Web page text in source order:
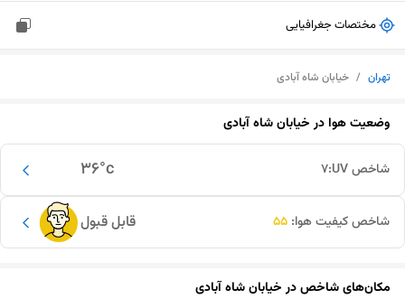
مختصات جغرافیایی
تهران / خیابان شاه آبادی
وضعیت هوا درخیابان شاه آبادی
36°c شاخص UV: 7
قابل قبول شاخص کیفیت هوا: 55
مکان‌های شاخص درخیابان شاه آبادی